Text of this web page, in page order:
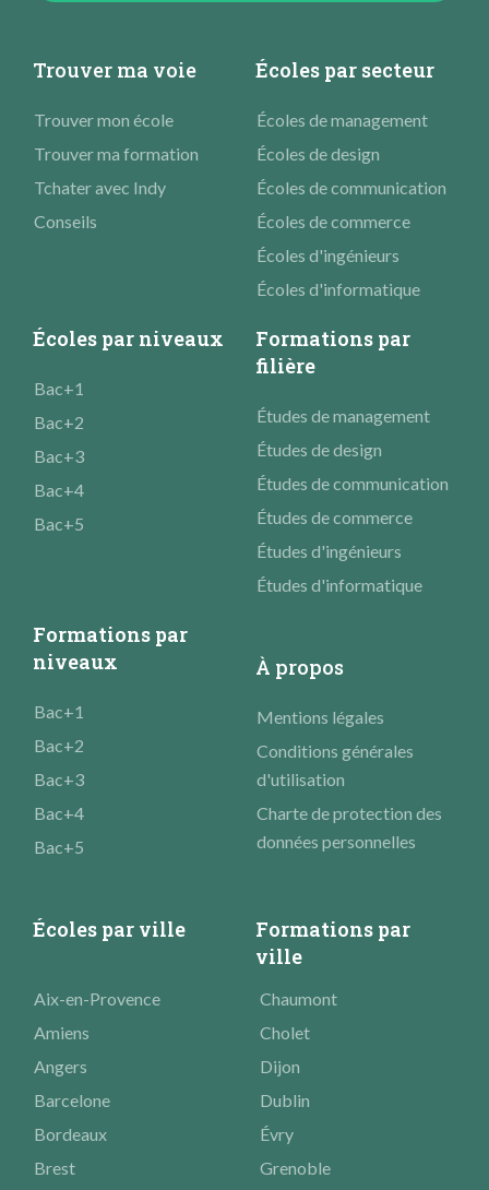
Trouver ma voie
Trouver mon école
Trouver ma formation
Tchater avec Indy
Conseils
Écoles par secteur
Écoles de management
Écoles de design
Écoles de communication
Écoles de commerce
Écoles d'ingénieurs
Écoles d'informatique
Écoles par niveaux
Bac+1
Bac+2
Bac+3
Bac+4
Bac+5
Formations par
filière
Études de management
Études de design
Études de communication
Études de commerce
Études d'ingénieurs
Études d'informatique
Formations par
niveaux
Bac+1
Bac+2
Bac+3
Bac+4
Bac+5
À propos
Mentions légales
Conditions générales
d'utilisation
Charte de protection des
données personnelles
Écoles par ville
Formations par
ville
Aix-en-Provence
Amiens
Angers
Barcelone
Bordeaux
Brest
Chaumont
Cholet
Dijon
Dublin
Évry
Grenoble